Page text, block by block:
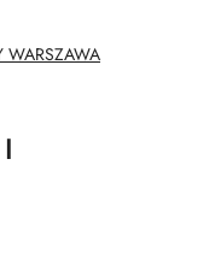
WARSZAWA